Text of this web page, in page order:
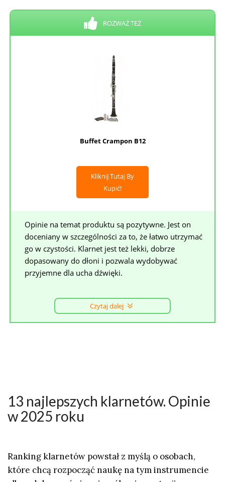
ROZWAŻ TEŻ
Buffet Crampon B12
Kliknij Tutaj By
Kupić!
Opinie na temat produktu są pozytywne. Jest on
doceniany w szczególności za to, że łatwo utrzymać
go w czystości. Klarnet jest też lekki, dobrze
dopasowany do dłoni i pozwala wydobywać
przyjemne dla ucha dźwięki.
Czytaj dalej
13 najlepszych klarnetów. Opinie
w 2025 roku
Ranking klarnetów powstał z myślą o osobach,
które chcą rozpocząć naukę na tym instrumencie